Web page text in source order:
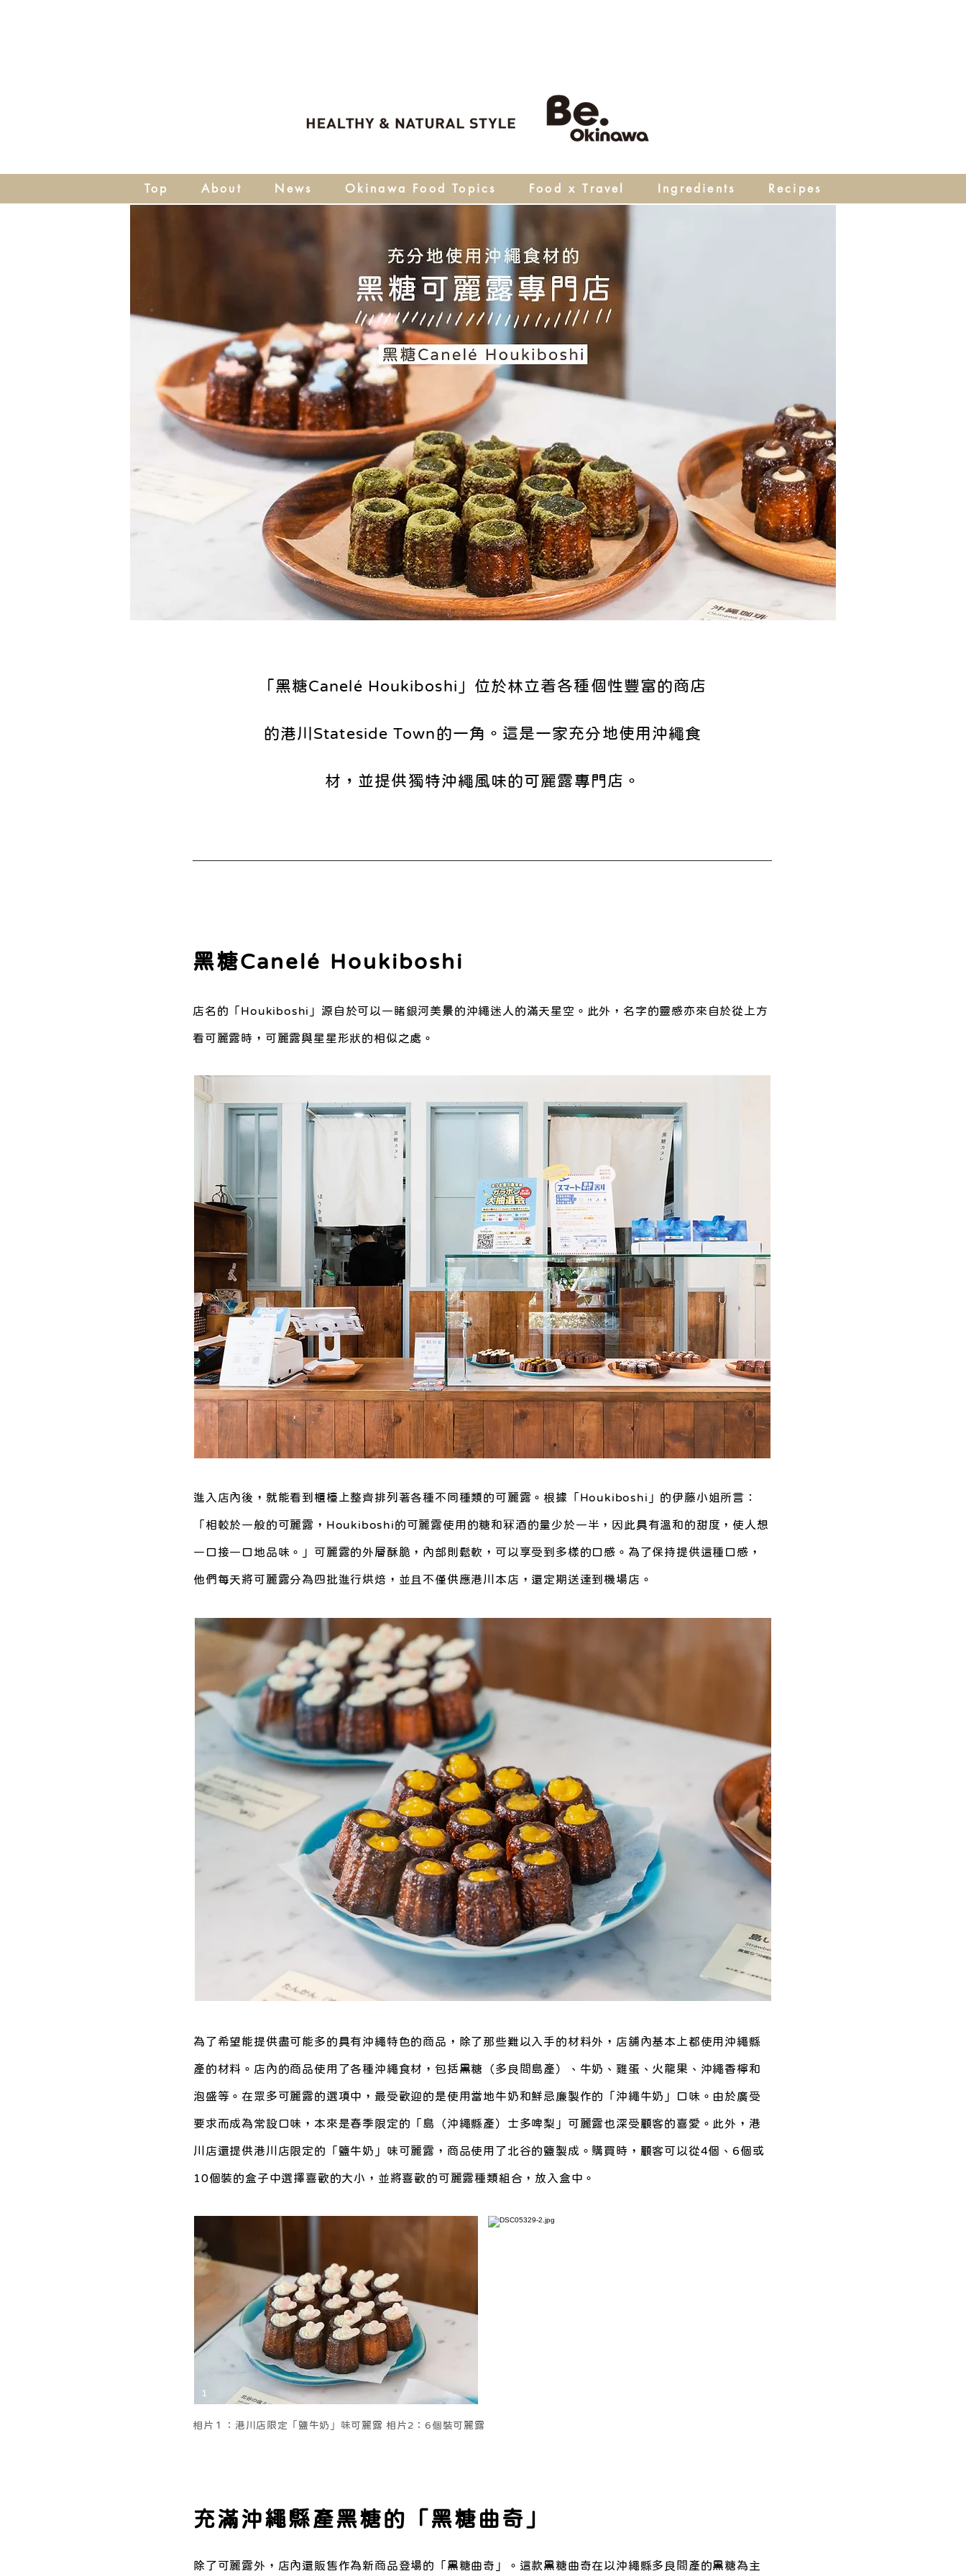
Top About News Okinawa Food Topics Food x Travel Ingredients Recipes
「黑糖Canelé Houkiboshi」位於林立着各種個性豐富的商店
的港川Stateside Town的一角。這是一家充分地使用沖繩食
材，並提供獨特沖繩風味的可麗露專門店。
黑糖Canelé Houkiboshi
店名的「Houkiboshi」源自於可以一睹銀河美景的沖繩迷人的滿天星空。此外，名字的靈感亦來自於從上方
看可麗露時，可麗露與星星形狀的相似之處。
進入店內後，就能看到櫃檯上整齊排列著各種不同種類的可麗露。根據「Houkiboshi」的伊藤小姐所言：
「相較於一般的可麗露，Houkiboshi的可麗露使用的糖和冧酒的量少於一半，因此具有溫和的甜度，使人想
一口接一口地品味。」可麗露的外層酥脆，內部則鬆軟，可以享受到多樣的口感。為了保持提供這種口感，
他們每天將可麗露分為四批進行烘焙，並且不僅供應港川本店，還定期送達到機場店。
為了希望能提供盡可能多的具有沖繩特色的商品，除了那些難以入手的材料外，店舖內基本上都使用沖繩縣
產的材料。店內的商品使用了各種沖繩食材，包括黑糖（多良間島產）、牛奶、雞蛋、火龍果、沖繩香檸和
泡盛等。在眾多可麗露的選項中，最受歡迎的是使用當地牛奶和鮮忌廉製作的「沖繩牛奶」口味。由於廣受
要求而成為常設口味，本來是春季限定的「島（沖繩縣產）士多啤梨」可麗露也深受顧客的喜愛。此外，港
川店還提供港川店限定的「鹽牛奶」味可麗露，商品使用了北谷的鹽製成。購買時，顧客可以從4個、6個或
10個裝的盒子中選擇喜歡的大小，並將喜歡的可麗露種類組合，放入盒中。
1
相片１：港川店限定「鹽牛奶」味可麗露 相片2：6個裝可麗露
充滿沖繩縣產黑糖的「黑糖曲奇」
除了可麗露外，店內還販售作為新商品登場的「黑糖曲奇」。這款黑糖曲奇在以沖繩縣多良間產的黑糖為主